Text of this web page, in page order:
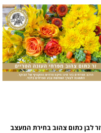
זר לבן כתום צהוב בחירת המעצב